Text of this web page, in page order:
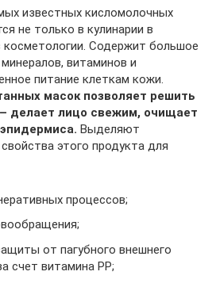
известных кисломолочных
не только в кулинарии в
косметологии. Содержит большое
витаминов и
питание клеткам кожи.
масок позволяет решить
делает лицо свежим, очищает
Выделяют
этого продукта для
процессов;
от пагубного внешнего
счет витамина PP;